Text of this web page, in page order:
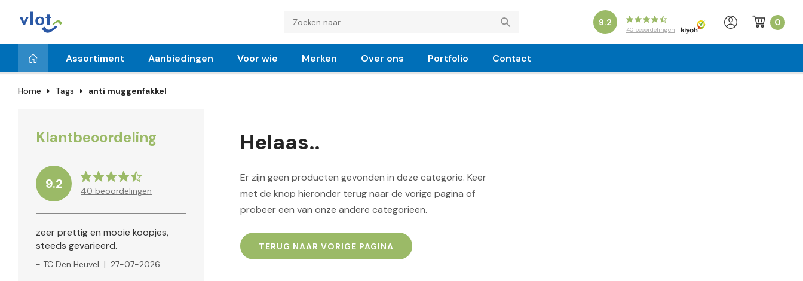
9.2
40 beoordelingen
0
Assortiment Aanbiedingen Voor wie Merken Over ons Portfolio Contact
Home Tags anti muggenfakkel
Klantbeoordeling
9.2 40 beoordelingen
zeer prettig en mooie koopjes,
steeds gevarieerd.
- TC Den Heuvel | 27-07-2026
Helaas..
Er zijn geen producten gevonden in deze categorie. Keer
met de knop hieronder terug naar de vorige pagina of
probeer een van onze andere categorieën.
TERUG NAAR VORIGE PAGINA